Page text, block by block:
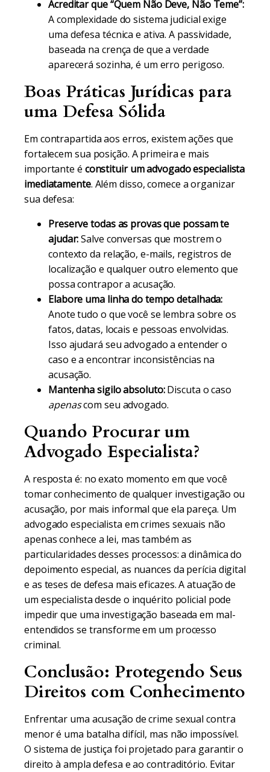
Acreditar que “Quem Não Deve, Não Teme”:
A complexidade do sistema judicial exige
uma defesa técnica e ativa. A passividade,
baseada na crença de que a verdade
aparecerá sozinha, é um erro perigoso.
Boas Práticas Jurídicas para
uma Defesa Sólida
Em contrapartida aos erros, existem ações que
fortalecem sua posição. A primeira e mais
importante é constituir um advogado especialista
imediatamente. Além disso, comece a organizar
sua defesa:
Preserve todas as provas que possam te
ajudar:Salve conversas que mostrem o
contexto da relação, e-mails, registros de
localização e qualquer outro elemento que
possa contrapor a acusação.
Elabore uma linha do tempo detalhada:
Anote tudo o que você se lembra sobre os
fatos, datas, locais e pessoas envolvidas.
Isso ajudará seu advogado a entender o
caso e a encontrar inconsistências na
acusação.
Mantenha sigilo absoluto:Discuta o caso
apenascom seu advogado.
Quando Procurar um
Advogado Especialista?
A resposta é: no exato momento em que você
tomar conhecimento de qualquer investigação ou
acusação, por mais informal que ela pareça. Um
advogado especialista em crimes sexuais não
apenas conhece a lei, mas também as
particularidades desses processos: a dinâmica do
depoimento especial, as nuances da perícia digital
e as teses de defesa mais eficazes. A atuação de
um especialista desde o inquérito policial pode
impedir que uma investigação baseada em mal-
entendidos se transforme em um processo
criminal.
Conclusão: Protegendo Seus
Direitos com Conhecimento
Enfrentar uma acusação de crime sexual contra
menor é uma batalha difícil, mas não impossível.
O sistema de justiça foi projetado para garantir o
direito à ampla defesa e ao contraditório. Evitar